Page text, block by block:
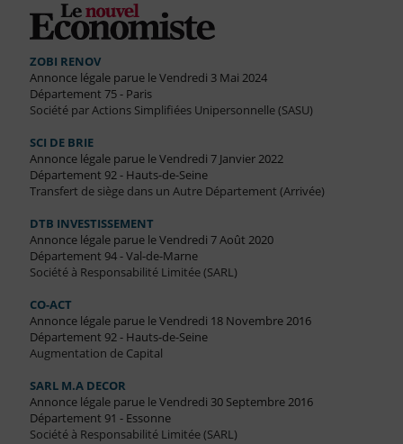
ZOBI RENOV
Annonce légale parue le Vendredi 3 Mai 2024
Département 75 - Paris
Société par Actions Simplifiées Unipersonnelle (SASU)
SCI DE BRIE
Annonce légale parue le Vendredi 7 Janvier 2022
Département 92 - Hauts-de-Seine
Transfert de siège dans un Autre Département (Arrivée)
DTB INVESTISSEMENT
Annonce légale parue le Vendredi 7 Août 2020
Département 94 - Val-de-Marne
Société à Responsabilité Limitée (SARL)
CO-ACT
Annonce légale parue le Vendredi 18 Novembre 2016
Département 92 - Hauts-de-Seine
Augmentation de Capital
SARL M.A DECOR
Annonce légale parue le Vendredi 30 Septembre 2016
Département 91 - Essonne
Société à Responsabilité Limitée (SARL)